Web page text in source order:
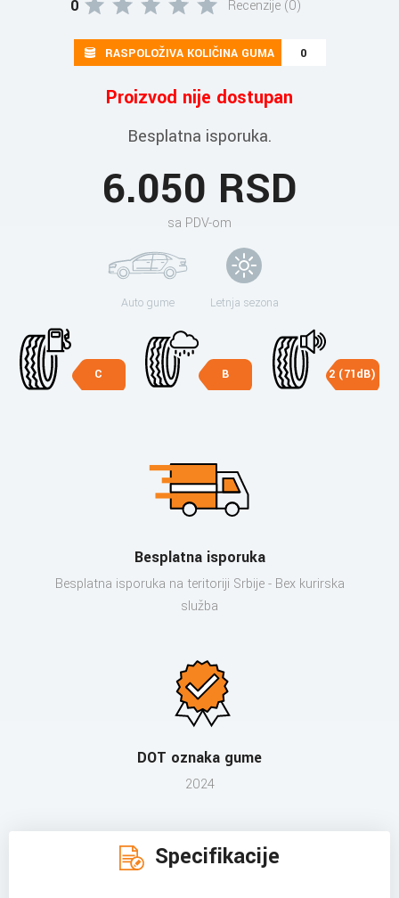
0 Recenzije (0)
RASPOLOŽIVA KOLIČINA GUMA 0
Proizvod nije dostupan
Besplatna isporuka.
6.050 RSD
sa PDV-om
Auto gume Letnja sezona
C B 2 (71dB)
Besplatna isporuka
Besplatna isporuka na teritoriji Srbije - Bex kurirska
služba
DOT oznaka gume
2024
Specifikacije